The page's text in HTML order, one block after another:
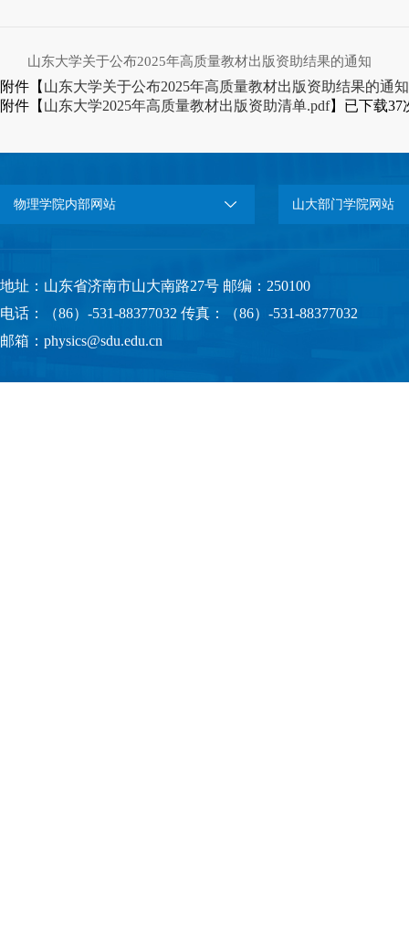
山东大学关于公布2025年高质量教材出版资助结果的通知
附件【 山东大学关于公布2025年高质量教材出版资助结果的通
附件【 山东大学2025年高质量教材出版资助清单.pdf】已下载37
物理学院内部网站 山大部门学院网站
地址：山东省济南市山大南路27号 邮编：250100
电话：（86）-531-88377032 传真：（86）-531-88377032
邮箱：physics@sdu.edu.cn